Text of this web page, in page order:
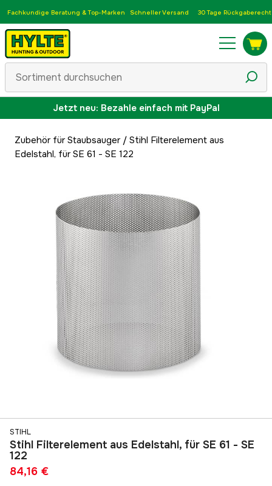
Fachkundige Beratung & Top-Marken Schneller Versand 30 Tage Rückgaberecht
Jetzt neu: Bezahle einfach mit PayPal
Zubehör für Staubsauger/ Stihl Filterelement aus
Edelstahl, für SE 61 - SE 122
STIHL
Stihl Filterelement aus Edelstahl, für SE 61 - SE
122
84,16 €